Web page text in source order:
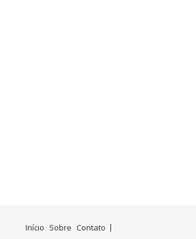
Início Sobre Contato